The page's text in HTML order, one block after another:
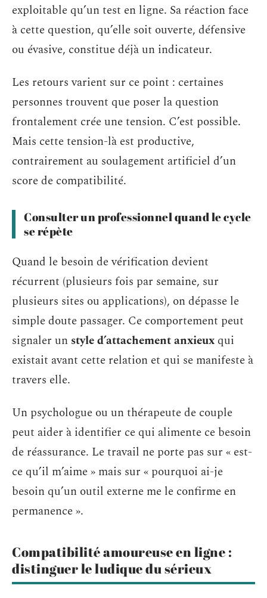
exploitable qu’un test en ligne. Sa réaction face
à cette question, qu’elle soit ouverte, défensive
ou évasive, constitue déjà un indicateur.
Les retours varient sur ce point : certaines
personnes trouvent que poser la question
frontalement crée une tension. C’est possible.
Mais cette tension-là est productive,
contrairement au soulagement artificiel d’un
score de compatibilité.
Consulter un professionnel quand le cycle
se répète
Quand le besoin de vérification devient
récurrent (plusieurs fois par semaine, sur
plusieurs sites ou applications), on dépasse le
simple doute passager. Ce comportement peut
signaler un style d’attachement anxieux qui
existait avant cette relation et qui se manifeste à
travers elle.
Un psychologue ou un thérapeute de couple
peut aider à identifier ce qui alimente ce besoin
de réassurance. Le travail ne porte pas sur « est-
ce qu’il m’aime » mais sur « pourquoi ai-je
besoin qu’un outil externe me le confirme en
permanence ».
Compatibilité amoureuse en ligne :
distinguer le ludique du sérieux